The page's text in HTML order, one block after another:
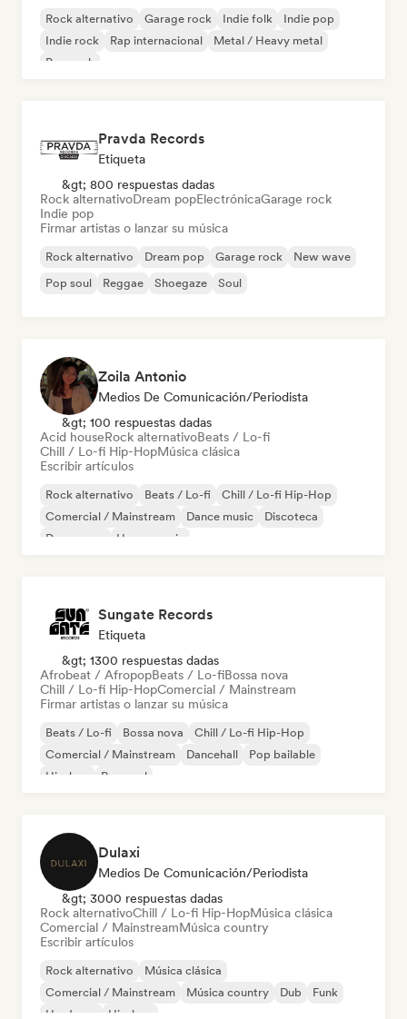
Rock alternativo Garage rock Indie folk
Indie pop
Indie rock
Rap internacional
Metal / Heavy metal
Pop rock
Pravda Records
Etiqueta
&gt; 800 respuestas dadas
Rock alternativoDream popElectrónicaGarage rock
Indie pop
Firmar artistas o lanzar su música
Rock alternativo Dream pop Garage rock
New wave
Pop soul
Reggae Shoegaze Soul
Zoila Antonio
Medios De Comunicación/Periodista
&gt; 100 respuestas dadas
Acid houseRock alternativoBeats / Lo-fi
Chill / Lo-fi Hip-HopMúsica clásica
Escribir artículos
Rock alternativo Beats / Lo-fi
Chill / Lo-fi Hip-Hop
Comercial / Mainstream
Dance music
Discoteca
Dream pop
House music
Sungate Records
Etiqueta
&gt; 1300 respuestas dadas
Afrobeat / AfropopBeats / Lo-fiBossa nova
Chill / Lo-fi Hip-HopComercial / Mainstream
Firmar artistas o lanzar su música
Beats / Lo-fi Bossa nova
Chill / Lo-fi Hip-Hop
Comercial / Mainstream
Dancehall
Pop bailable
Hip-hop
Pop soul
Dulaxi
Medios De Comunicación/Periodista
&gt; 3000 respuestas dadas
Rock alternativoChill / Lo-fi Hip-HopMúsica clásica
Comercial / MainstreamMúsica country
Escribir artículos
Rock alternativo
Música clásica
Comercial / Mainstream
Música country Dub
Funk
Hardcore
Hip-hop